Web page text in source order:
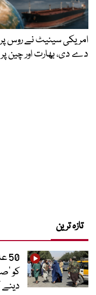
امریکی سینیٹ نے روس
دے دی، بھارت اور چین پر 100 فیصد ٹیرف کا خطرہ
تازہ ترین
کو
دینے